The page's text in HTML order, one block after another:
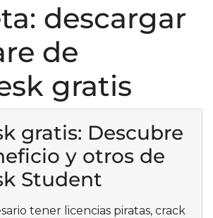
descargar
de
gratis
gratis: Descubre
y otros de
Student
tener licencias piratas, crack